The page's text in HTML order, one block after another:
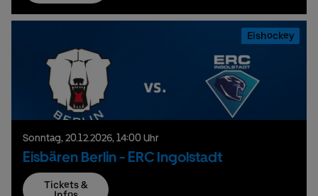
Eishockey
Sonntag, 20.12.2026, 14:00 Uhr
Eisbären Berlin - ERC Ingolstadt
Tickets &